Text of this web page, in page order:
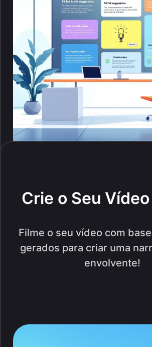
Crie o Seu
Filme o seu vídeo com
gerados para criar uma
envolvente!